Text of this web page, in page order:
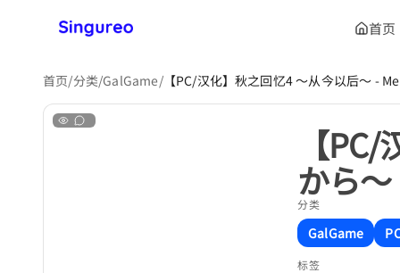
首页
首页/分类/GalGame/【PC/汉化】秋之回忆4 ～从今以后～ -
【
から～
分类
GalGame
标签